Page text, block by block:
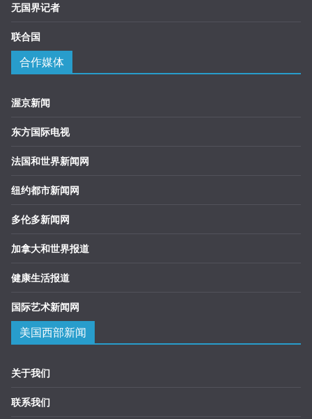
无国界记者
联合国
合作媒体
渥京新闻
东方国际电视
法国和世界新闻网
纽约都市新闻网
多伦多新闻网
加拿大和世界报道
健康生活报道
国际艺术新闻网
美国西部新闻
关于我们
联系我们